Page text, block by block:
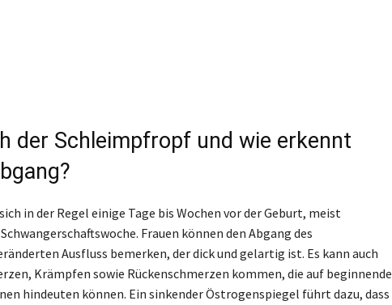
der Schleimpfropf und wie erkennt
in der Regel einige Tage bis Wochen vor der Geburt, meist
Frauen können den Abgang des
Ausfluss bemerken, der dick und gelartig ist. Es kann auch
Krämpfen sowie Rückenschmerzen kommen, die auf beginnende
hindeuten können. Ein sinkender Östrogenspiegel führt dazu, dass